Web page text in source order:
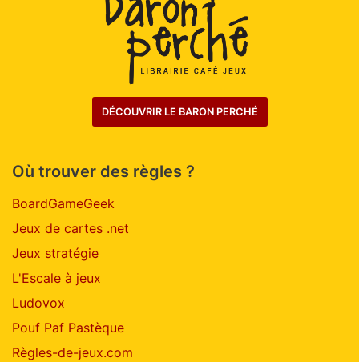
DÉCOUVRIR LE BARON PERCHÉ
Où trouver des règles ?
BoardGameGeek
Jeux de cartes .net
Jeux stratégie
L'Escale à jeux
Ludovox
Pouf Paf Pastèque
Règles-de-jeux.com